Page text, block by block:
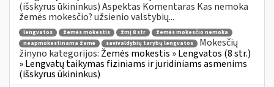
(išskyrus ūkininkus) Aspektas Komentaras Kas nemoka
žemės mokesčio? užsienio valstybių...
lengvatos žemės mokestis žmį 8 str
žemės mokesčio nemoka
neapmokestinama žemė
savivaldybių tarybų lengvatos
Mokesčių
žinyno kategorijos: Žemės mokestis » Lengvatos (8 str.)
» Lengvatų taikymas fiziniams ir juridiniams asmenims
(išskyrus ūkininkus)